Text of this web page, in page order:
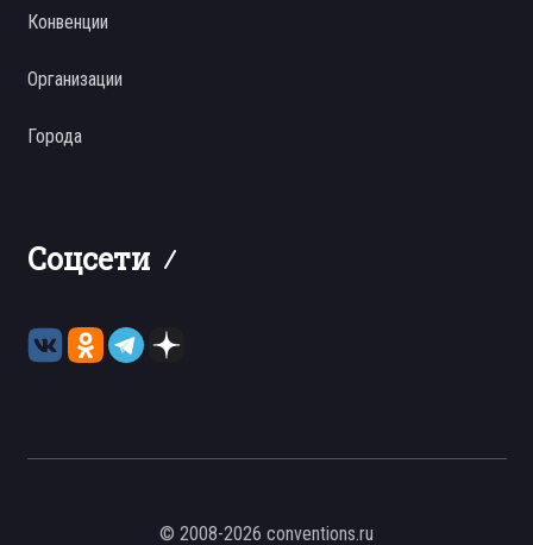
Конвенции
Организации
Города
Соцсети
© 2008-2026 conventions.ru